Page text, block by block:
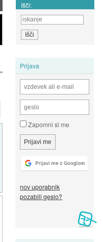
Išči:
Prijava
Zapomni si me
nov uporabnik
pozabili geslo?